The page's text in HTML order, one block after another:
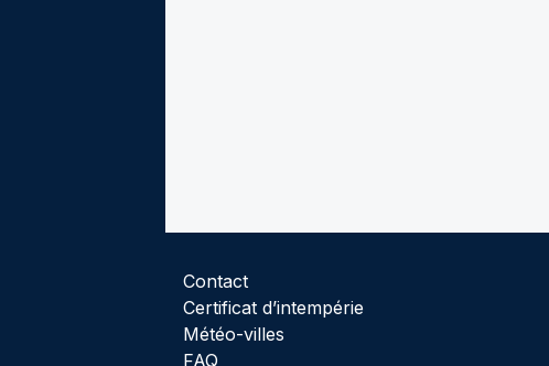
Contact
Certificat d’intempérie
Météo-villes
FAQ